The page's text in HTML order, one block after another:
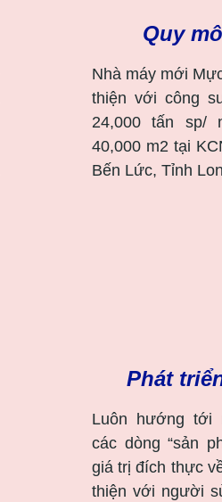
Quy
Nhà máy mới
thiện với công
24,000 tấn sp/
40,000 m2 tại
Bến Lức, Tỉnh
Phát
Luôn hướng tới
các dòng “sản
giá trị đích thực
thiện với người